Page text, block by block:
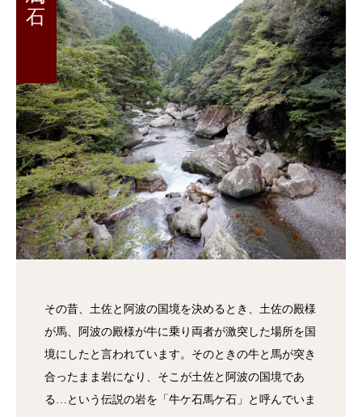
その昔、土佐と阿波の国境を決めるとき、土佐の殿様
が馬、阿波の殿様が牛に乗り両者が激突した場所を国
境にしたと言われています。そのときの牛と馬が突き
合ったまま岩になり、そこが土佐と阿波の国境であ
る…という伝説の岩を「牛ケ石馬ケ石」と呼んでいま